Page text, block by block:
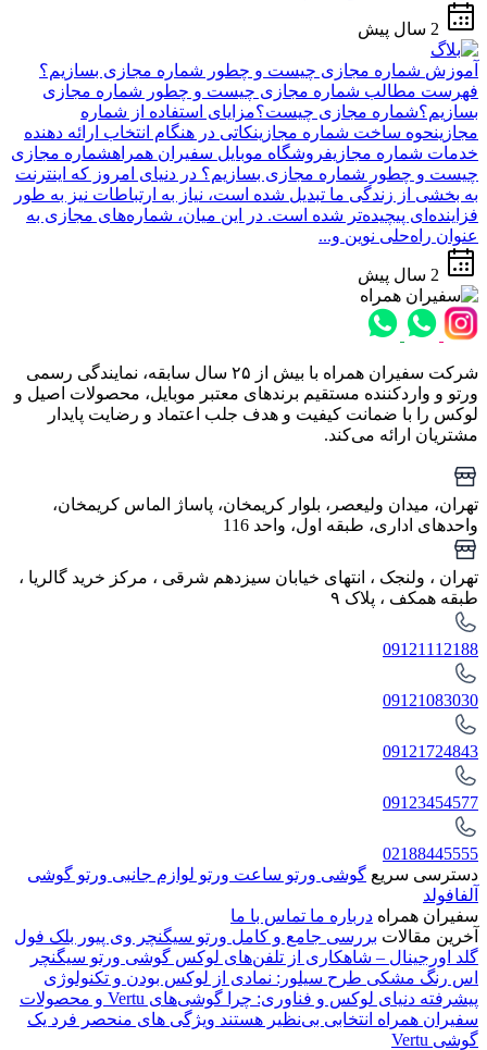
2 سال پیش
آموزش شماره‌ مجازی چیست و چطور شماره مجازی بسازیم؟
فهرست مطالب شماره مجازی چیست و چطور شماره مجازی
بسازیم؟شماره مجازی چیست؟مزایای استفاده از شماره
مجازینحوه ساخت شماره مجازینکاتی در هنگام انتخاب ارائه دهنده
خدمات شماره مجازیفروشگاه موبایل سفیران همراهشماره مجازی
چیست و چطور شماره مجازی بسازیم؟ در دنیای امروز که اینترنت
به بخشی از زندگی ما تبدیل شده است، نیاز به ارتباطات نیز به طور
فزاینده‌ای پیچیده‌تر شده است. در این میان، شماره‌های مجازی به
عنوان راه‌حلی نوین و...
2 سال پیش
شرکت سفیران همراه با بیش از ۲۵ سال سابقه، نمایندگی رسمی
ورتو و واردکننده مستقیم برندهای معتبر موبایل، محصولات اصیل و
لوکس را با ضمانت کیفیت و هدف جلب اعتماد و رضایت پایدار
مشتریان ارائه می‌کند.
تهران، میدان ولیعصر، بلوار کریمخان، پاساژ الماس کریمخان،
واحدهای اداری، طبقه اول، واحد 116
تهران ، ولنجک‌ ، انتهای خیابان سیزدهم شرقی ، مرکز خرید گالریا ،
طبقه همکف ، پلاک ۹
09121112188
09121083030
09121724843
09123454577
02188445555
دسترسی سریع گوشی ورتو ساعت ورتو لوازم جانبی ورتو گوشی
آلفافولد
سفیران همراه درباره ما تماس با ما
آخرین مقالات بررسی جامع و کامل ورتو سیگنچر وی پیور بلک فول
گلد اورجینال – شاهکاری از تلفن‌های لوکس گوشی ورتو سیگنچر
اس رنگ مشکی طرح سیلور: نمادی از لوکس بودن و تکنولوژی
پیشرفته
دنیای لوکس و فناوری: چرا گوشی‌های Vertu و محصولات
سفیران همراه انتخابی بی‌نظیر هستند ویژگی های منحصر فرد یک
گوشی Vertu